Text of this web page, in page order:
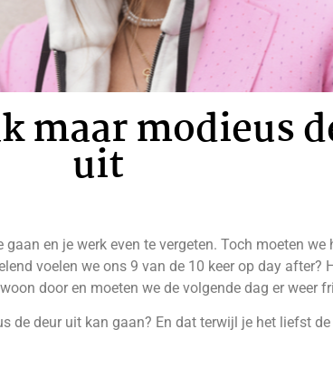
maar modieus
uit
en je werk even te vergeten. Toch moeten we
voelen we ons 9 van de 10 keer op day after?
door en moeten we de volgende dag er weer
de deur uit kan gaan? En dat terwijl je het liefst